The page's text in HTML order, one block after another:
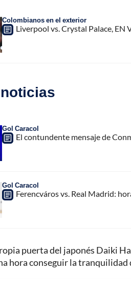
Colombianos en el exterior
Liverpool vs. Crystal Palace,
Gol Caracol
El contundente mensaje de
Gol Caracol
Ferencváros vs. Real Madrid:
puerta del japonés Daiki
hora conseguir la